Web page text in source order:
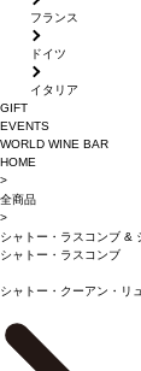
フランス
ドイツ
イタリア
GIFT
EVENTS
WORLD WINE BAR
HOME
>
全商品
>
シャトー・ラスコンブ&
シャトー・ラスコンブ
シャトー・クーアン・リ